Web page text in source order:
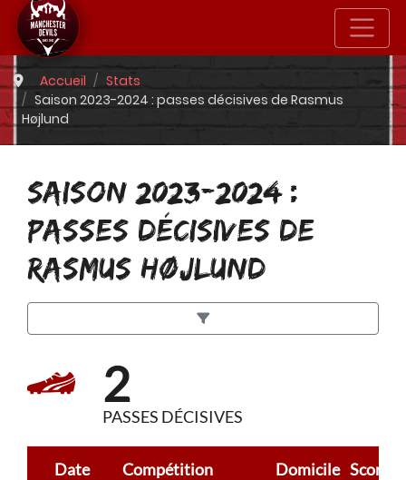
Accueil
Stats
Saison 2023-2024 : passes décisives de Rasmus
Højlund
SAISON 2023-2024 :
PASSES DÉCISIVES DE
RASMUS HØJLUND
2
PASSES DÉCISIVES
Date Compétition Domicile Score